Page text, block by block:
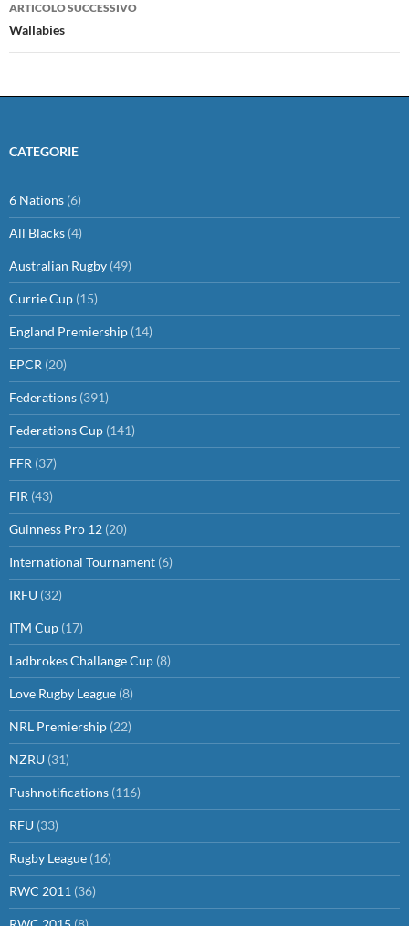
ARTICOLO SUCCESSIVO
Wallabies
CATEGORIE
6 Nations (6)
All Blacks (4)
Australian Rugby (49)
Currie Cup (15)
England Premiership (14)
EPCR (20)
Federations (391)
Federations Cup (141)
FFR (37)
FIR (43)
Guinness Pro 12 (20)
International Tournament (6)
IRFU (32)
ITM Cup (17)
Ladbrokes Challange Cup (8)
Love Rugby League (8)
NRL Premiership (22)
NZRU (31)
Pushnotifications (116)
RFU (33)
Rugby League (16)
RWC 2011 (36)